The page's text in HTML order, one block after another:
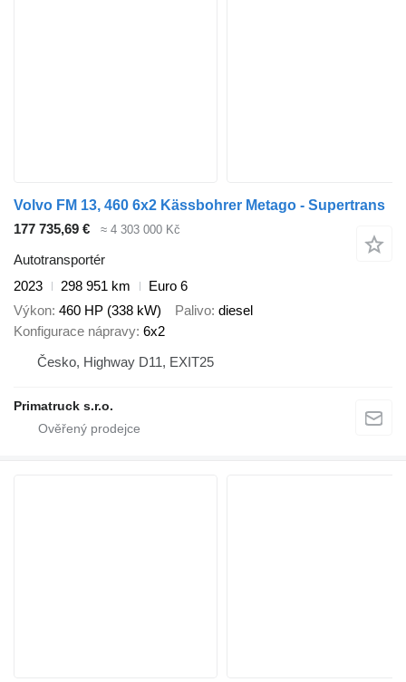
Volvo FM 13, 460 6x2 Kässbohrer Metago - Supertrans
177 735,69 €
≈ 4 303 000 Kč
Autotransportér
2023
298 951 km
Euro 6
Výkon 460 HP (338 kW) Palivo diesel
Konfigurace nápravy 6x2
Česko, Highway D11, EXIT25
Primatruck s.r.o.